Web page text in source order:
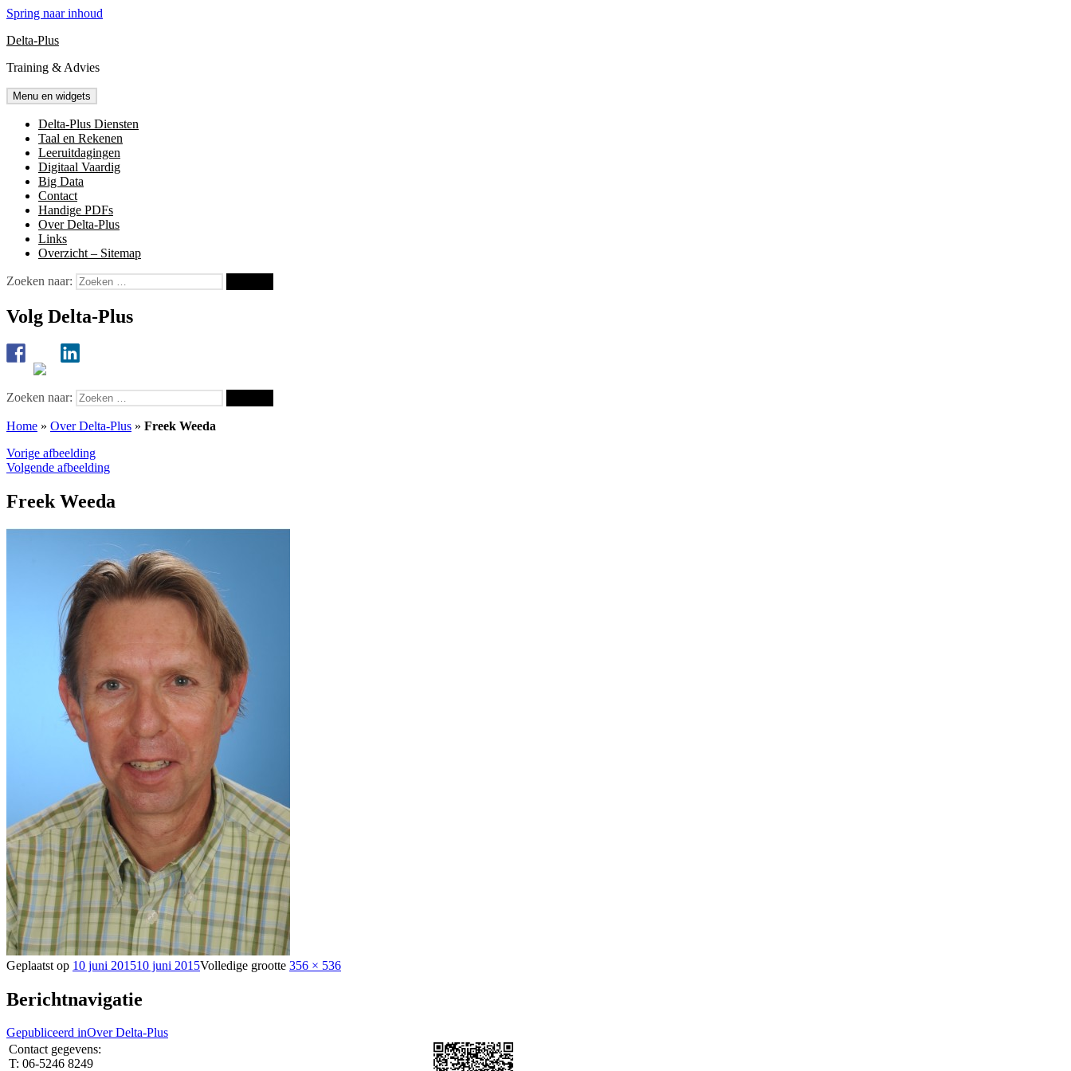
Spring naar inhoud
Delta-Plus
Training & Advies
Menu en widgets
Delta-Plus Diensten
Taal en Rekenen
Leeruitdagingen
Digitaal Vaardig
Big Data
Contact
Handige PDFs
Over Delta-Plus
Links
Overzicht – Sitemap
Zoeken naar:
Volg Delta-Plus
Zoeken naar:
Home » Over Delta-Plus » Freek Weeda
Vorige afbeelding
Volgende afbeelding
Freek Weeda
Geplaatst op 10 juni 201510 juni 2015Volledige grootte 356 × 536
Berichtnavigatie
Gepubliceerd inOver Delta-Plus
Contact gegevens:
T: 06-5246 8249